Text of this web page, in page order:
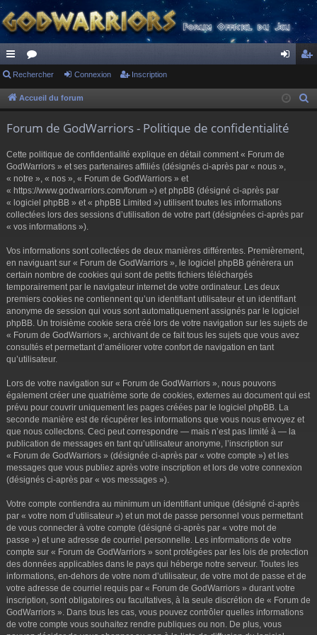
ac
co
s
or
u ne cri
Rechercher Connexion Inscription
Accueil du forum
Forum de GodWarriors - Politique de confidentialité
Cette politique de confidentialité explique en détail comment « Forum de
GodWarriors » et ses partenaires affiliés (désignés ci-après par « nous »,
« notre », « nos », « Forum de GodWarriors » et
« https://www.godwarriors.com/forum ») et phpBB (désigné ci-après par
« logiciel phpBB » et « phpBB Limited ») utilisent toutes les informations
collectées lors des sessions d’utilisation de votre part (désignées ci-après par
« vos informations »).
Vos informations sont collectées de deux manières différentes. Premièrement,
en naviguant sur « Forum de GodWarriors », le logiciel phpBB génèrera un
certain nombre de cookies qui sont de petits fichiers téléchargés
temporairement par le navigateur internet de votre ordinateur. Les deux
premiers cookies ne contiennent qu’un identifiant utilisateur et un identifiant
anonyme de session qui vous sont automatiquement assignés par le logiciel
phpBB. Un troisième cookie sera créé lors de votre navigation sur les sujets de
« Forum de GodWarriors », archivant de ce fait tous les sujets que vous avez
consultés et permettant d’améliorer votre confort de navigation en tant
qu’utilisateur.
Lors de votre navigation sur « Forum de GodWarriors », nous pouvons
également créer une quatrième sorte de cookies, externes au document qui est
prévu pour couvrir uniquement les pages créées par le logiciel phpBB. La
seconde manière est de récupérer les informations que vous nous envoyez et
que nous collectons. Ceci peut correspondre — mais n’est pas limité à — la
publication de messages en tant qu’utilisateur anonyme, l’inscription sur
« Forum de GodWarriors » (désignée ci-après par « votre compte ») et les
messages que vous publiez après votre inscription et lors de votre connexion
(désignés ci-après par « vos messages »).
Votre compte contiendra au minimum un identifiant unique (désigné ci-après
par « votre nom d’utilisateur ») et un mot de passe personnel vous permettant
de vous connecter à votre compte (désigné ci-après par « votre mot de
passe ») et une adresse de courriel personnelle. Les informations de votre
compte sur « Forum de GodWarriors » sont protégées par les lois de protection
des données applicables dans le pays qui héberge notre serveur. Toutes les
informations, en-dehors de votre nom d’utilisateur, de votre mot de passe et de
votre adresse de courriel requis par « Forum de GodWarriors » durant votre
inscription, sont obligatoires ou facultatives, à la seule discrétion de « Forum de
GodWarriors ». Dans tous les cas, vous pouvez contrôler quelles informations
de votre compte vous souhaitez rendre publiques ou non. De plus, vous